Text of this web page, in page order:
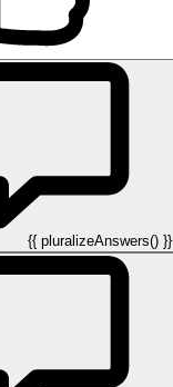
{{ pluralizeAnswers() }}